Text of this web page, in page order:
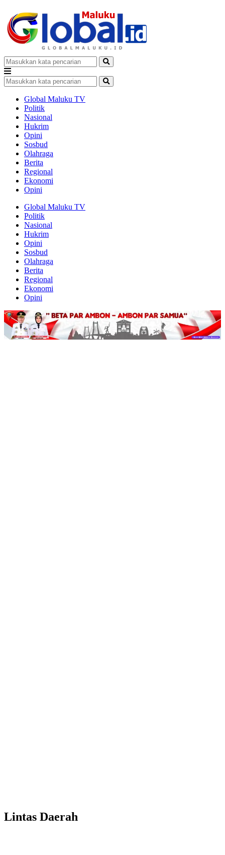
Global Maluku TV
Politik
Nasional
Hukrim
Opini
Sosbud
Olahraga
Berita
Regional
Ekonomi
Opini
Global Maluku TV
Politik
Nasional
Hukrim
Opini
Sosbud
Olahraga
Berita
Regional
Ekonomi
Opini
Lintas Daerah